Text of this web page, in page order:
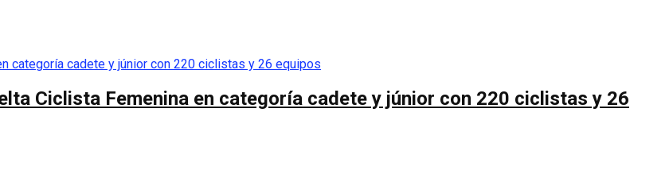
Ciclista Femenina en categoría cadete y júnior con 220 ciclistas y 26